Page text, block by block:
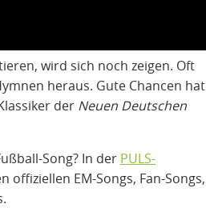
wird sich noch zeigen. Oft
heraus. Gute Chancen hat
der Neuen Deutschen
Song? In der PULS-
offiziellen EM-Songs, Fan-Songs,